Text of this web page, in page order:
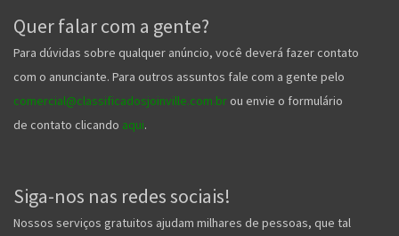
Quer falar com a gente?
Para dúvidas sobre qualquer anúncio, você deverá fazer contato
com o anunciante. Para outros assuntos fale com a gente pelo
comercial@classificadosjoinville.com.br ou envie o formulário
de contato clicando aqui.
Siga-nos nas redes sociais!
Nossos serviços gratuitos ajudam milhares de pessoas, que tal